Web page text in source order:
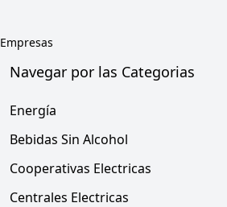
Empresas
Navegar por las Categorias
Energía
Bebidas Sin Alcohol
Cooperativas Electricas
Centrales Electricas